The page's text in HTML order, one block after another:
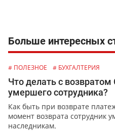
Больше интересных
# ПОЛЕЗНОЕ # БУХГАЛТЕРИЯ
Что делать с
умершего сотрудника?
Как быть при возврате
момент возврата сотрудник
наследникам.